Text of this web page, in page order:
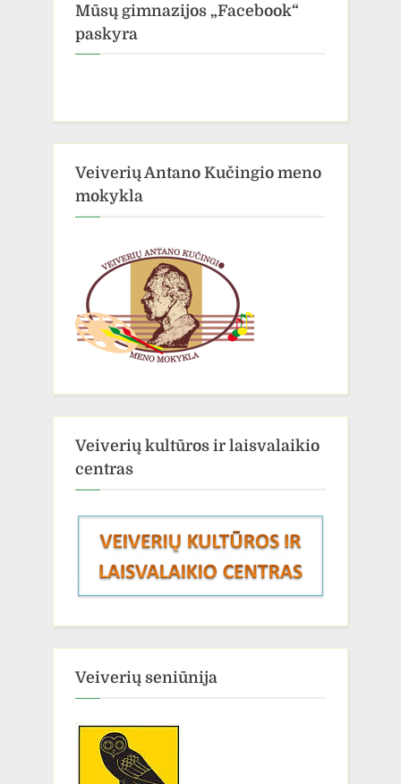
Mūsų gimnazijos „Facebook“
paskyra
Veiverių Antano Kučingio meno
mokykla
Veiverių kultūros ir laisvalaikio
centras
Veiverių seniūnija